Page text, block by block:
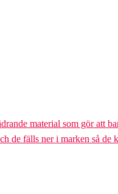
material som gör att
de fälls ner i marken så